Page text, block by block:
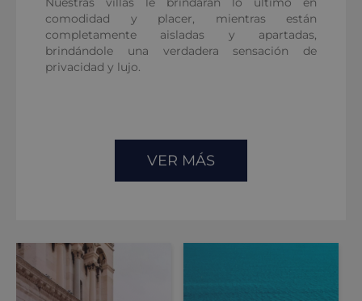
comodidad y placer, mientras están
completamente aisladas y apartadas,
brindándole una verdadera sensación de
privacidad y lujo.
VER MÁS